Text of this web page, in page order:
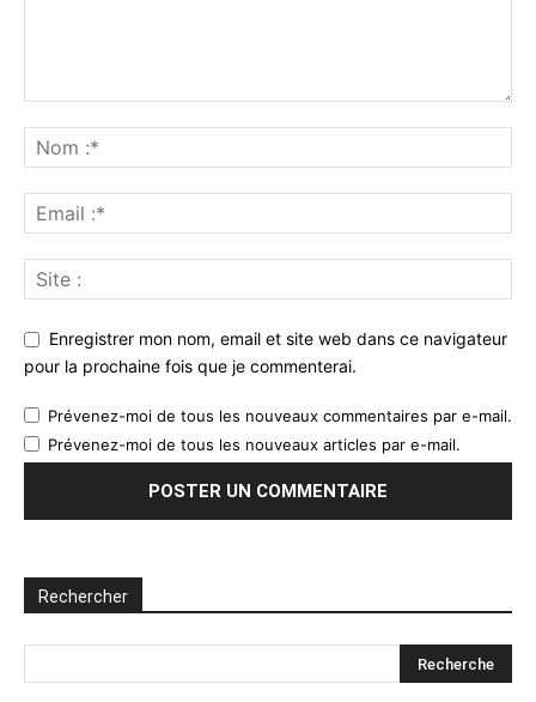
Enregistrer mon nom, email et site web dans ce navigateur
pour la prochaine fois que je commenterai.
Prévenez-moi de tous les nouveaux commentaires par e-mail.
Prévenez-moi de tous les nouveaux articles par e-mail.
Rechercher